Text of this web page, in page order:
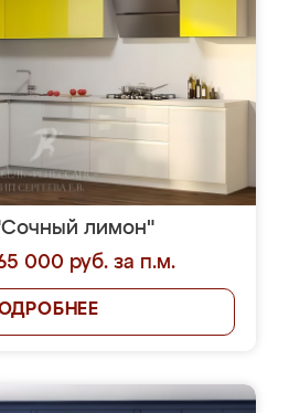
лимон"
000 руб. за п.м.